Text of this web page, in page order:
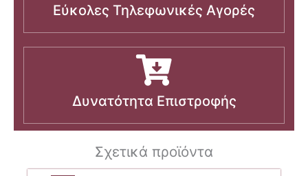
Εύκολες Τηλεφωνικές Αγορές
Δυνατότητα Επιστροφής
Σχετικά προϊόντα